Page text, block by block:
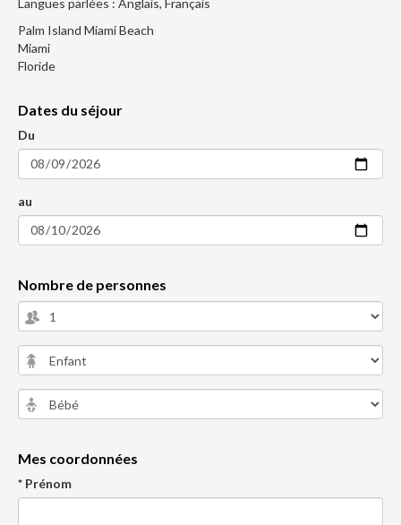
Langues parlées : Anglais, Français
Palm Island Miami Beach
Miami
Floride
Dates du séjour
Du
au
Nombre de personnes
Mes coordonnées
* Prénom